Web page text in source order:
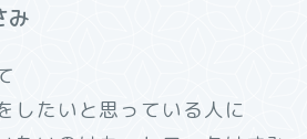
み
したいと思っている人に